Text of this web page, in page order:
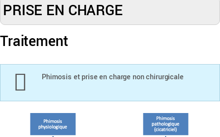
PRISE EN CHARGE
Traitement
Phimosis et prise en charge non chirurgicale